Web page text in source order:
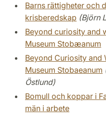
Barns rättigheter och
krisberedskap (Björn
Beyond curiosity and
Museum Stobæanum
Beyond Curiosity and
Museum Stobaeanum
Östlund)
Bomull och koppar i
män i arbete